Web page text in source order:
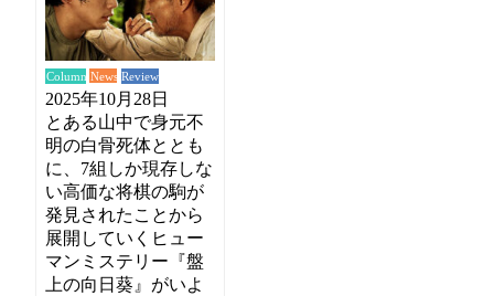
Column News Review
2025年10月28日
とある山中で身元不
明の白骨死体ととも
に、7組しか現存しな
い高価な将棋の駒が
発見されたことから
展開していくヒュー
マンミステリー『盤
上の向日葵』がいよ